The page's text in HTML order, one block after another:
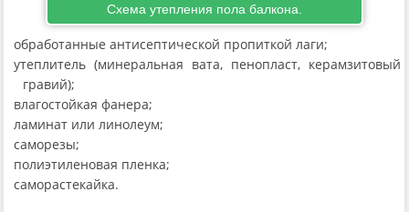
Схема утепления пола балкона.
обработанные антисептической пропиткой лаги;
утеплитель (минеральная вата, пенопласт, керамзитовый
гравий);
влагостойкая фанера;
ламинат или линолеум;
саморезы;
полиэтиленовая пленка;
саморастекайка.